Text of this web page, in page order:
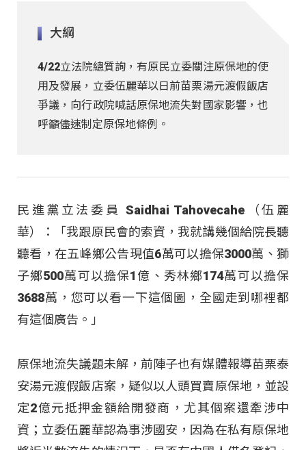
大綱
4/22立法院總質詢，有原民立委關注原保地的使
用及發展，立委伍麗華以日前苗栗湯元渡假飯店
爭議，向行政院喊話原保地流失對國家影響，也
呼籲儘速制定原保地條例。
民進黨立法委員 Saidhai Tahovecahe（伍麗
華）：「我跟原民會的索資，我就講幾個給院長聽
聽看，在五峰鄉公告現值6萬可以擔保3000萬、獅
子鄉500萬可以擔保1億、秀林鄉174萬可以擔保
3688萬，您可以看一下這個圖，全國走到哪裡都
有這個廣告。」
原保地流失議題未解，前陣子也有媒體報導苗栗泰
安湯元渡假飯店案，疑似以人頭買賣原保地，並設
定2億元抵押金額給開發商，尤其個案還牽涉中
資；立委伍麗華認為事涉國安，因為在私有原保地